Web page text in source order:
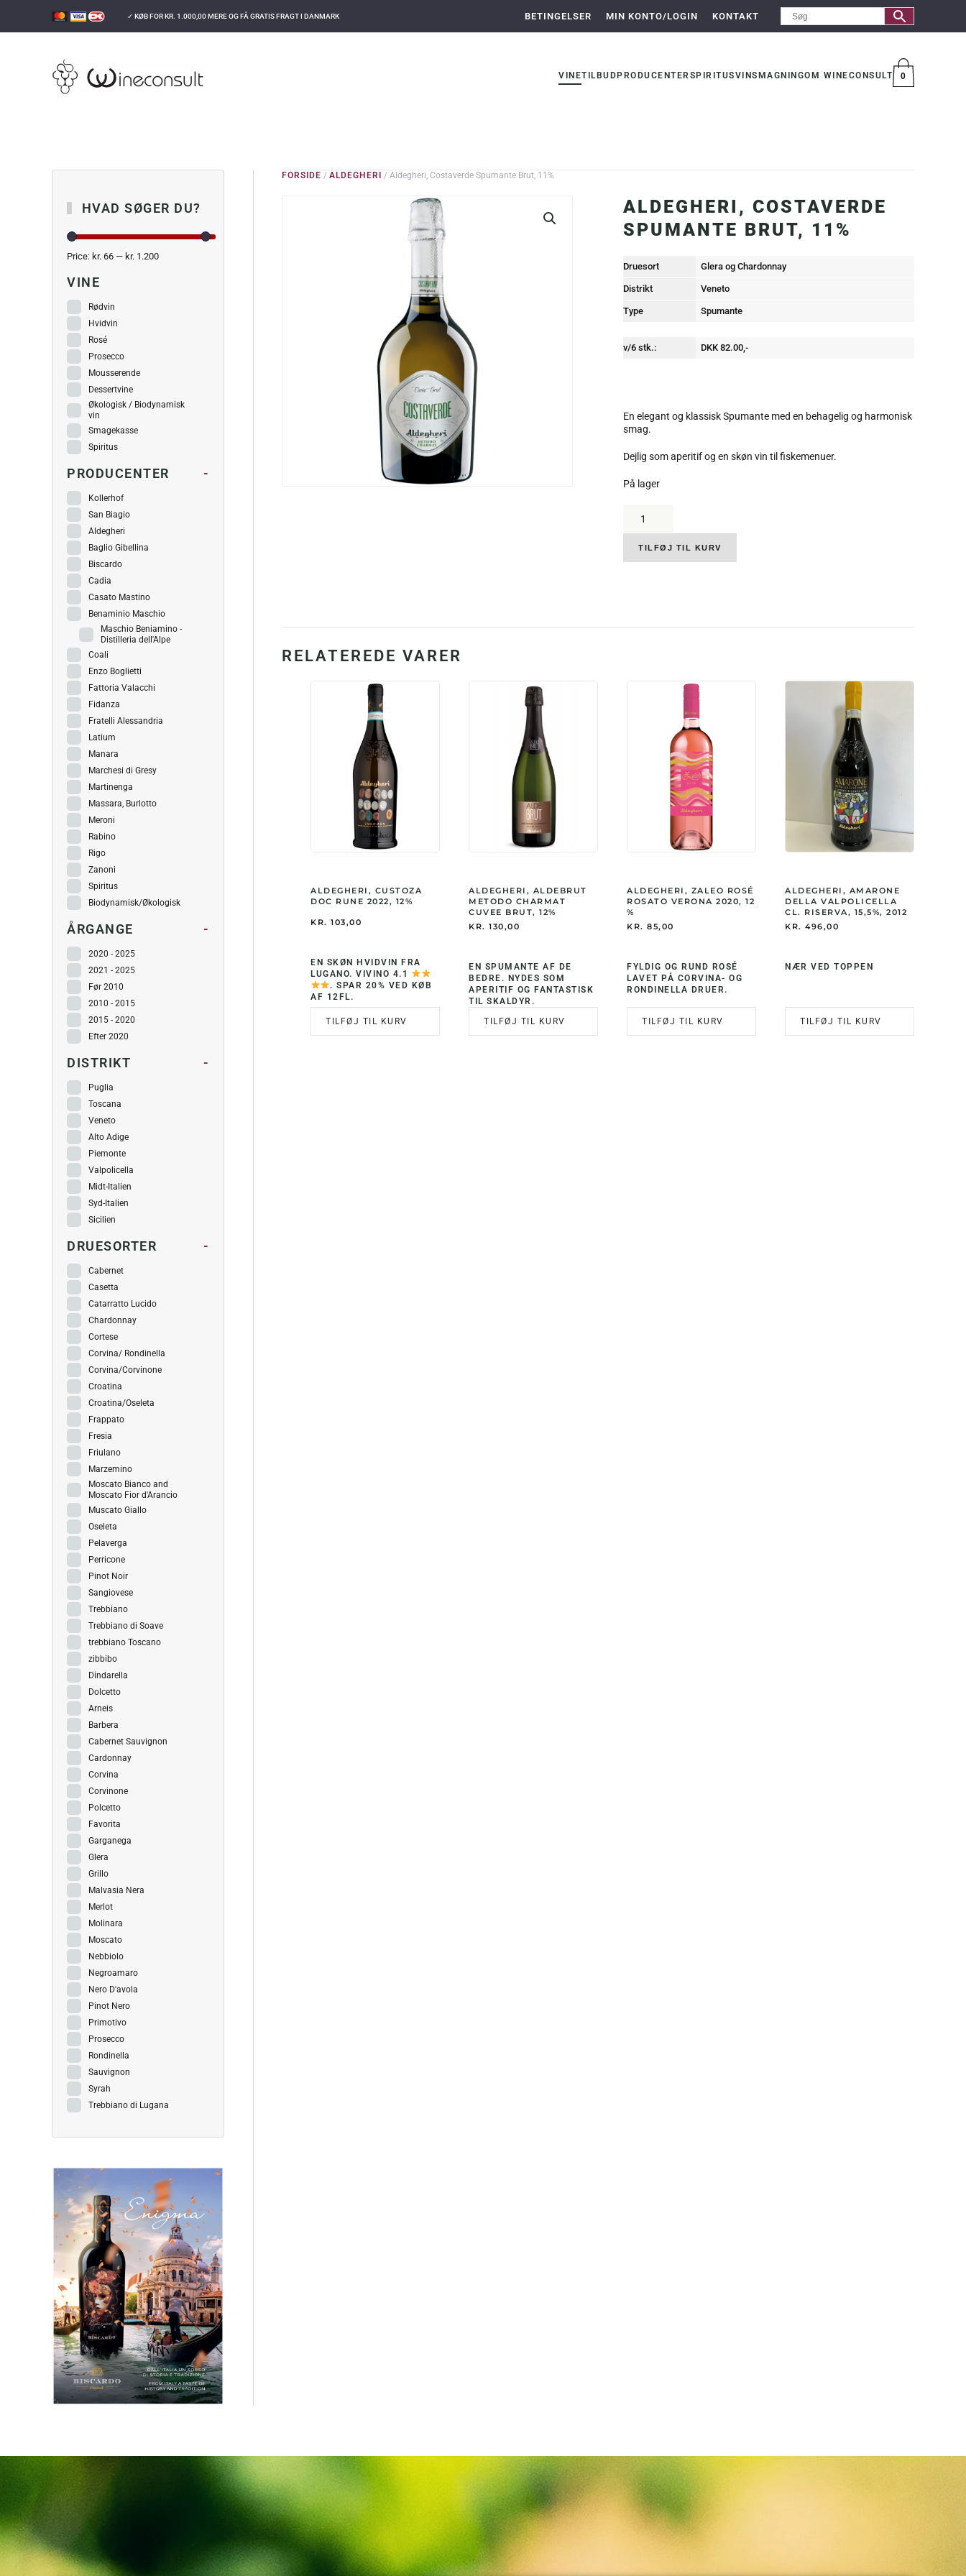
✓ KØB FORKR. 1.000,00MERE OG FÅ GRATIS FRAGT I DANMARK BETINGELSER MIN KONTO/LOGIN KONTAKT
VINETILBUD PRODUCENTERSPIRITUSVINSMAGNINGOM WINECONSULT 0
FORSIDE / ALDEGHERI / Aldegheri, Costaverde Spumante Brut, 11%
ALDEGHERI, COSTAVERDE
SPUMANTE BRUT, 11%
Druesort Glera og Chardonnay
Distrikt Veneto
Type Spumante
v/6 stk.: DKK 82.00,-
En elegant og klassisk Spumante med en behagelig og harmonisk
smag.
Dejlig som aperitif og en skøn vin til fiskemenuer.
På lager
Costaverde
Spumante
Brut,
11%
TILFØJ TIL KURV
RELATEREDE VARER
ALDEGHERI, CUSTOZA
DOC RUNE 2022, 12%
KR. 103,00
EN SKØN HVIDVIN FRA
LUGANO. VIVINO 4.1
. SPAR 20% VED KØB
AF 12FL.
TILFØJ TIL KURV
ALDEGHERI, ALDEBRUT
METODO CHARMAT
CUVEE BRUT, 12%
KR. 130,00
EN SPUMANTE AF DE
BEDRE. NYDES SOM
APERITIF OG FANTASTISK
TIL SKALDYR.
TILFØJ TIL KURV
ALDEGHERI, ZALEO ROSÉ
ROSATO VERONA 2020, 12
%
KR. 85,00
FYLDIG OG RUND ROSÉ
LAVET PÅ CORVINA- OG
RONDINELLA DRUER.
TILFØJ TIL KURV
ALDEGHERI, AMARONE
DELLA VALPOLICELLA
CL. RISERVA, 15,5%, 2012
KR. 496,00
NÆR VED TOPPEN
TILFØJ TIL KURV
HVAD SØGER DU?
Price: kr. 66 — kr. 1.200
VINE
Rødvin
Hvidvin
Rosé
Prosecco
Mousserende
Dessertvine
Økologisk / Biodynamisk
vin
Smagekasse
Spiritus
PRODUCENTER -
Kollerhof
San Biagio
Aldegheri
Baglio Gibellina
Biscardo
Cadia
Casato Mastino
Benaminio Maschio
Maschio Beniamino -
Distilleria dell'Alpe
Coali
Enzo Boglietti
Fattoria Valacchi
Fidanza
Fratelli Alessandria
Latium
Manara
Marchesi di Gresy
Martinenga
Massara, Burlotto
Meroni
Rabino
Rigo
Zanoni
Spiritus
Biodynamisk/Økologisk
ÅRGANGE -
2020 - 2025
2021 - 2025
Før 2010
2010 - 2015
2015 - 2020
Efter 2020
DISTRIKT -
Puglia
Toscana
Veneto
Alto Adige
Piemonte
Valpolicella
Midt-Italien
Syd-Italien
Sicilien
DRUESORTER -
Cabernet
Casetta
Catarratto Lucido
Chardonnay
Cortese
Corvina/ Rondinella
Corvina/Corvinone
Croatina
Croatina/Oseleta
Frappato
Fresia
Friulano
Marzemino
Moscato Bianco and
Moscato Fior d'Arancio
Muscato Giallo
Oseleta
Pelaverga
Perricone
Pinot Noir
Sangiovese
Trebbiano
Trebbiano di Soave
trebbiano Toscano
zibbibo
Dindarella
Dolcetto
Arneis
Barbera
Cabernet Sauvignon
Cardonnay
Corvina
Corvinone
Polcetto
Favorita
Garganega
Glera
Grillo
Malvasia Nera
Merlot
Molinara
Moscato
Nebbiolo
Negroamaro
Nero D'avola
Pinot Nero
Primotivo
Prosecco
Rondinella
Sauvignon
Syrah
Trebbiano di Lugana